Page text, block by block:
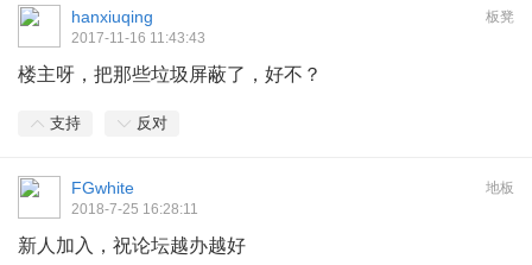
板凳
hanxiuqing
2017-11-16 11:43:43
楼主呀，把那些垃圾屏蔽了，好不？
支持 反对
地板
FGwhite
2018-7-25 16:28:11
新人加入，祝论坛越办越好